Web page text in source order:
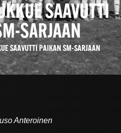
SAAVUTTI
SARJAAN
SAAVUTTI PAIKAN SM-SARJAAN
Anteroinen